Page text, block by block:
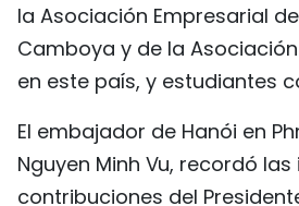
中文
РУССКИЙ
la Asociación Empresarial
Camboya y de la
en este país, y estudiantes
El embajador de Hanói en
Nguyen Minh Vu, recordó
contribuciones del